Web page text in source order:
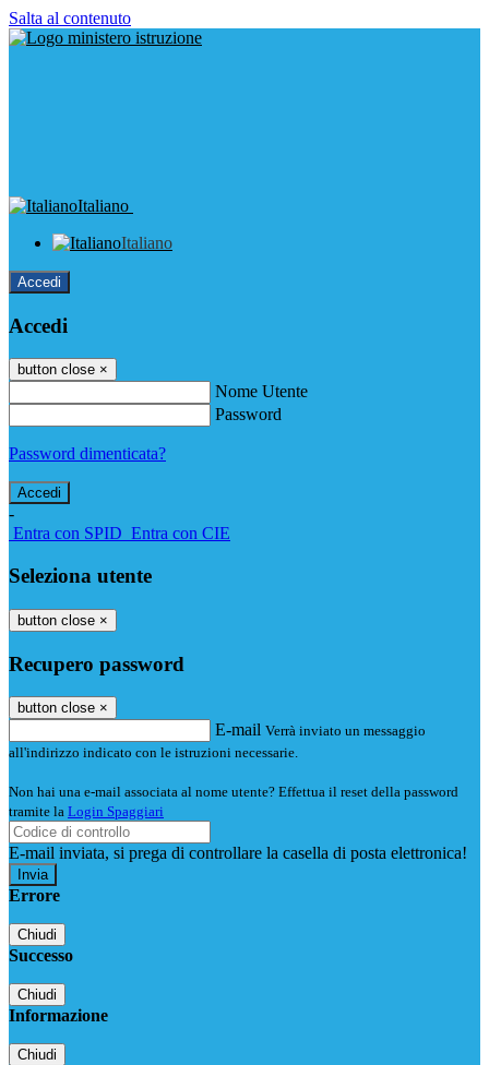
Salta al contenuto
Italiano
Italiano
Accedi
Accedi
button close ×
Nome Utente
Password
Password dimenticata?
-
Entra con SPID Entra con CIE
Seleziona utente
button close ×
Recupero password
button close ×
E-mail Verrà inviato un messaggio
all'indirizzo indicato con le istruzioni necessarie.
Non hai una e-mail associata al nome utente? Effettua il reset della password
tramite la Login Spaggiari
E-mail inviata, si prega di controllare la casella di posta elettronica!
Errore
Chiudi
Successo
Chiudi
Informazione
Chiudi